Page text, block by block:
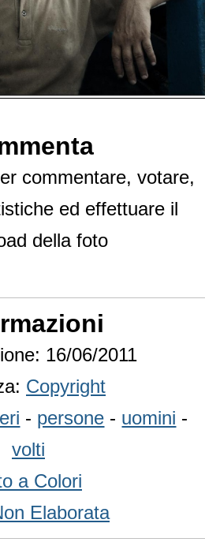
commentare, votare,
ed effettuare il
della foto
16/06/2011
Copyright
- persone - uomini -
volti
a Colori
Elaborata